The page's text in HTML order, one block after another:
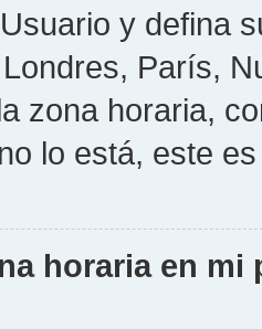
y defina
París,
zona horaria,
lo está, este
horaria en